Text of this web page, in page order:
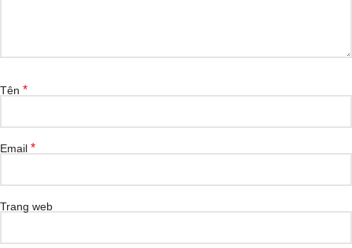
Tên *
Email *
Trang web